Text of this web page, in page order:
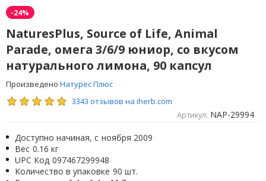
-24%
NaturesPlus, Source of Life, Animal
Parade, омега 3/6/9 юниор, со вкусом
натурального лимона, 90 капсул
Произведено Натурес Плюс
3343 отзывов на iherb.com
Артикул: NAP-29994
Доступно начиная, с ноября 2009
Вес 0.16 кг
UPC Код 097467299948
Количество в упаковке 90 шт.